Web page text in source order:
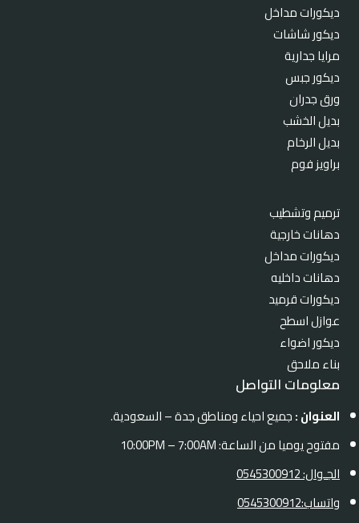
ديكورات مداخل
ديكور شاشات
مرايا جدارية
ديكور جبس
ورق جدران
بديل الخشب
بديل الرخام
براويز فوم
ترميم وتشطيب
دهانات خارجية
ديكورات مداخل
دهانات داخليه
ديكورات قرميد
عوازل اسطح
ديكور اضواء
بناء ملاحق
معلومات التواصل
العنوان :جميع احياء ومناطق جدة – السعودية.
مفتوح يوميا من الساعة: 10:00PM – 7:00AM
الجـوال: 0545300912
واتساب:0545300912